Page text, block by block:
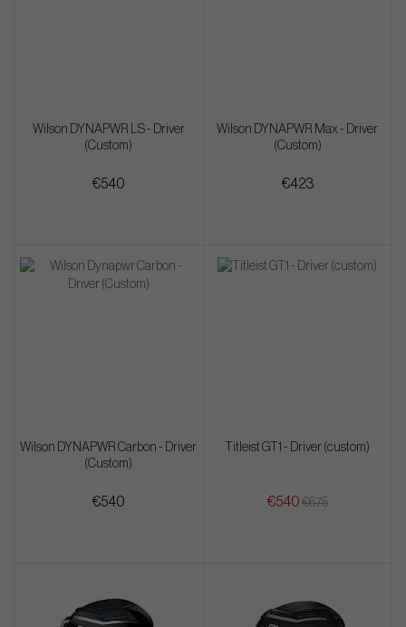
Wilson DYNAPWR LS - Driver
(Custom)
€540
Wilson DYNAPWR Max - Driver
(Custom)
€423
Wilson DYNAPWR Carbon - Driver
(Custom)
€540
Titleist GT1 - Driver (custom)
€540 €675